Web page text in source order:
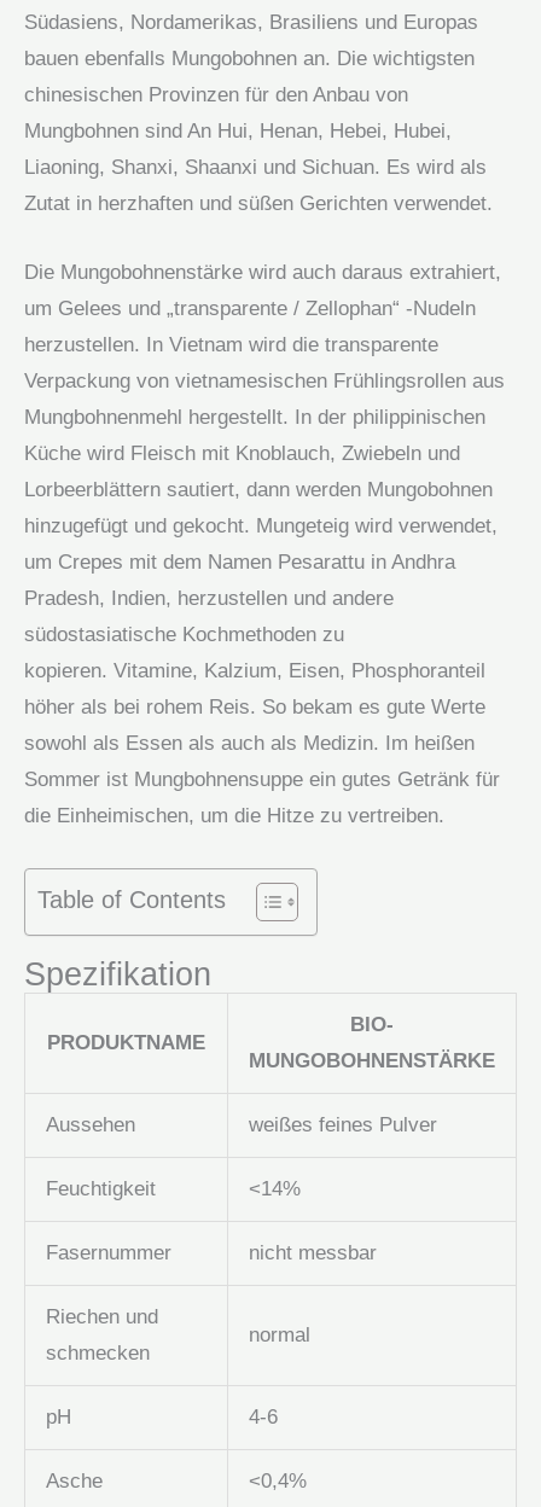
Südasiens, Nordamerikas, Brasiliens und Europas
bauen ebenfalls Mungobohnen an. Die wichtigsten
chinesischen Provinzen für den Anbau von
Mungbohnen sind An Hui, Henan, Hebei, Hubei,
Liaoning, Shanxi, Shaanxi und Sichuan. Es wird als
Zutat in herzhaften und süßen Gerichten verwendet.
Die Mungobohnenstärke wird auch daraus extrahiert,
um Gelees und „transparente / Zellophan“ -Nudeln
herzustellen. In Vietnam wird die transparente
Verpackung von vietnamesischen Frühlingsrollen aus
Mungbohnenmehl hergestellt. In der philippinischen
Küche wird Fleisch mit Knoblauch, Zwiebeln und
Lorbeerblättern sautiert, dann werden Mungobohnen
hinzugefügt und gekocht. Mungeteig wird verwendet,
um Crepes mit dem Namen Pesarattu in Andhra
Pradesh, Indien, herzustellen und andere
südostasiatische Kochmethoden zu
kopieren. Vitamine, Kalzium, Eisen, Phosphoranteil
höher als bei rohem Reis. So bekam es gute Werte
sowohl als Essen als auch als Medizin. Im heißen
Sommer ist Mungbohnensuppe ein gutes Getränk für
die Einheimischen, um die Hitze zu vertreiben.
Table of Contents
Spezifikation
PRODUKTNAME
BIO-
MUNGOBOHNENSTÄRKE
Aussehen weißes feines Pulver
Feuchtigkeit <14%
Fasernummer nicht messbar
Riechen und
schmecken
normal
pH 4-6
Asche <0,4%